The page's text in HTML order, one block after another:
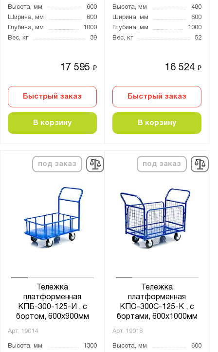
Высота, мм
600
Ширина, мм
600
Глубина, мм
1000
Вес, кг
39
17 595₽
Быстрый заказ
В корзину
Высота, мм
480
Ширина, мм
600
Глубина, мм
1000
Вес, кг
52
16 524₽
Быстрый заказ
В корзину
под заказ
Тележка
платформенная
КПБ-300-125-И , с
бортом, 600х900мм
Арт. 19014
Высота, мм
1300
под заказ
Тележка
платформенная
КПО-300С-125-К , с
бортами, 600х1000мм
Арт. 19018
Высота, мм
600
Количество полок, шт.:
от
Тип покрытия поверхности:
Нагрузка на полку, кг:
Графитовый (RAL 7012)
Светло-серый (RAL 7035)
Диаметр колёс:
125
210
250